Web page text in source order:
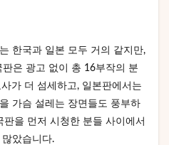
한국과 일본 모두 거의 같지만,
은 광고 없이 총 16부작의 분
가 더 섬세하고, 일본판에서는
가슴 설레는 장면들도 풍부하
을 먼저 시청한 분들 사이에서
았습니다.